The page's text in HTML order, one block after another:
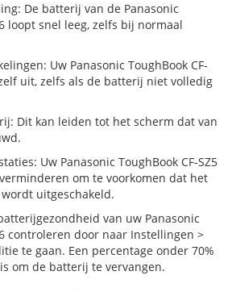
De batterij van de Panasonic
loopt snel leeg, zelfs bij normaal
Uw Panasonic ToughBook CF-
uit, zelfs als de batterij niet volledig
Dit kan leiden tot het scherm dat van
Uw Panasonic ToughBook CF-SZ5
om te voorkomen dat het
uitgeschakeld.
van uw Panasonic
controleren door naar Instellingen >
te gaan. Een percentage onder 70%
om de batterij te vervangen.